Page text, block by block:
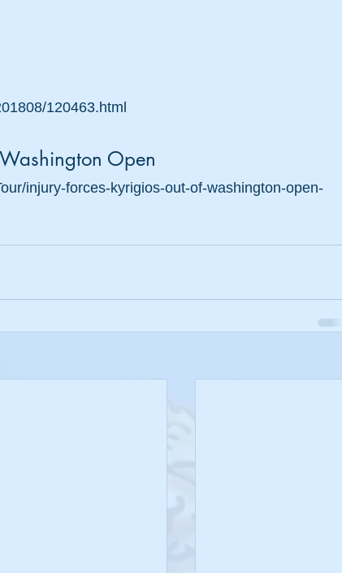
120463.html
Open
injury-forces-kyrigios-out-of-washington-open-